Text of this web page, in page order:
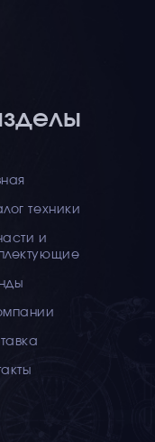
техники
и